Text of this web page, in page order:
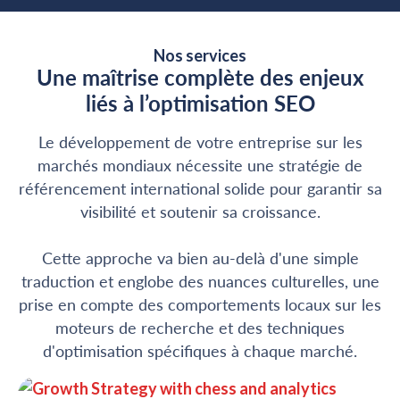
Nos services
Une maîtrise complète des enjeux
liés à l’optimisation SEO
Le développement de votre entreprise sur les
marchés mondiaux nécessite une stratégie de
référencement international solide pour garantir sa
visibilité et soutenir sa croissance.
Cette approche va bien au-delà d'une simple
traduction et englobe des nuances culturelles, une
prise en compte des comportements locaux sur les
moteurs de recherche et des techniques
d'optimisation spécifiques à chaque marché.